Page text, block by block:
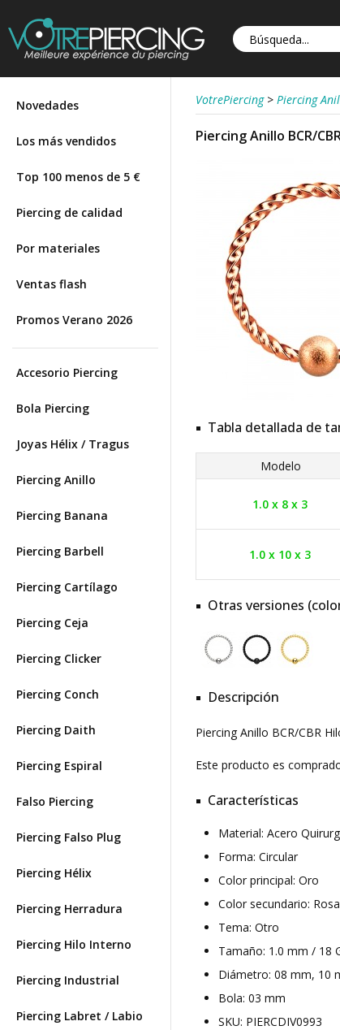
Novedades
Los más vendidos
Top 100 menos de 5 €
Piercing de calidad
Por materiales
Ventas flash
Promos Verano 2026
Accesorio Piercing
Bola Piercing
Joyas Hélix / Tragus
Piercing Anillo
Piercing Banana
Piercing Barbell
Piercing Cartílago
Piercing Ceja
Piercing Clicker
Piercing Conch
Piercing Daith
Piercing Espiral
Falso Piercing
Piercing Falso Plug
Piercing Hélix
Piercing Herradura
Piercing Hilo Interno
Piercing Industrial
Piercing Labret / Labio
VotrePiercing > Piercing
Piercing Anillo BCR/
Tabla detallada de
Modelo
1.0 x 8 x 3
1.0 x 10 x 3
Otras versiones
Descripción
Piercing Anillo BCR/CBR
Este producto es
Características
Material: Acero
Forma: Circular
Color principal: Oro
Color secundario: Rosa
Tema: Otro
Tamaño: 1.0 mm / 18
Diámetro: 08 mm, 10
Bola: 03 mm
SKU: PIERCDIV0993